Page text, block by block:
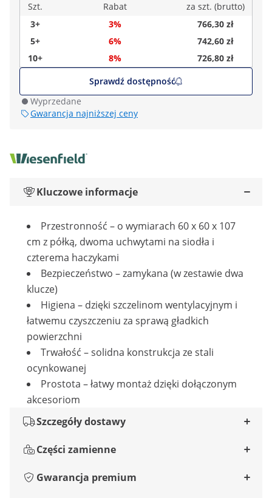
Szt.
Rabat
za szt. (brutto)
3+
3%
766,30 zł
5+
6%
742,60 zł
10+
8%
726,80 zł
Sprawdź dostępność
Wyprzedane
Gwarancja najniższej ceny
Kluczowe informacje
Przestronność – o wymiarach 60 x 60 x 107
cm z półką, dwoma uchwytami na siodła i
czterema haczykami
Bezpieczeństwo – zamykana (w zestawie dwa
klucze)
Higiena – dzięki szczelinom wentylacyjnym i
łatwemu czyszczeniu za sprawą gładkich
powierzchni
Trwałość – solidna konstrukcja ze stali
ocynkowanej
Prostota – łatwy montaż dzięki dołączonym
akcesoriom
Szczegóły dostawy
Części zamienne
Gwarancja premium